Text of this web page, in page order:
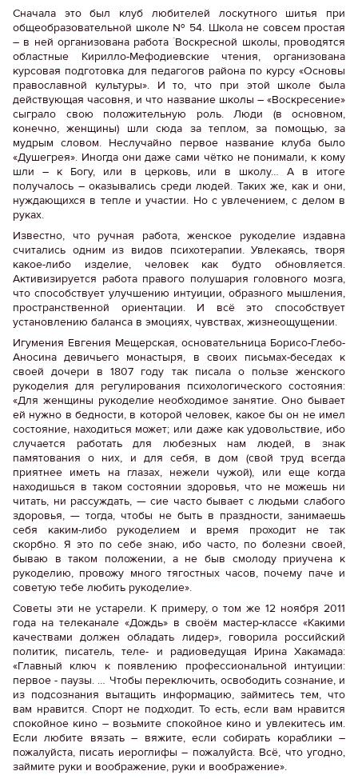
Сначала это был клуб любителей лоскутного шитья при
общеобразовательной школе № 54. Школа не совсем простая
– в ней организована работа `Воскресной школы, проводятся
областные Кирилло-Мефодиевские чтения, организована
курсовая подготовка для педагогов района по курсу «Основы
православной культуры». И то, что при этой школе была
действующая часовня, и что название школы – «Воскресение»
сыграло свою положительную роль. Люди (в основном,
конечно, женщины) шли сюда за теплом, за помощью, за
мудрым словом. Неслучайно первое название клуба было
«Душегрея». Иногда они даже сами чётко не понимали, к кому
шли – к Богу, или в церковь, или в школу… А в итоге
получалось – оказывались среди людей. Таких же, как и они,
нуждающихся в тепле и участии. Но с увлечением, с делом в
руках.
Известно, что ручная работа, женское рукоделие издавна
считались одним из видов психотерапии. Увлекаясь, творя
какое-либо изделие, человек как будто обновляется.
Активизируется работа правого полушария головного мозга,
что способствует улучшению интуиции, образного мышления,
пространственной ориентации. И всё это способствует
установлению баланса в эмоциях, чувствах, жизнеощущении.
Игумения Евгения Мещерская, основательница Борисо-Глебо-
Аносина девичьего монастыря, в своих письмах-беседах к
своей дочери в 1807 году так писала о пользе женского
рукоделия для регулирования психологического состояния:
«Для женщины рукоделие необходимое занятие. Оно бывает
ей нужно в бедности, в которой человек, какое бы он не имел
состояние, находиться может; или даже как удовольствие, ибо
случается работать для любезных нам людей, в знак
памятования о них, и для себя, в дом (свой труд всегда
приятнее иметь на глазах, нежели чужой), или еще когда
находишься в таком состоянии здоровья, что не можешь ни
читать, ни рассуждать, — сие часто бывает с людьми слабого
здоровья, — тогда, чтобы не быть в праздности, занимаешь
себя каким-либо рукоделием и время проходит не так
скорбно. Я это по себе знаю, ибо часто, по болезни своей,
бываю в таком положении, а не быв смолоду приучена к
рукоделию, провожу много тягостных часов, почему паче и
советую тебе любить рукоделие».
Советы эти не устарели. К примеру, о том же 12 ноября 2011
года на телеканале «Дождь» в своём мастер-классе «Какими
качествами должен обладать лидер», говорила российский
политик, писатель, теле- и радиоведущая Ирина Хакамада:
«Главный ключ к появлению профессиональной интуиции:
первое - паузы. … Чтобы переключить, освободить сознание, и
из подсознания вытащить информацию, займитесь тем, что
вам нравится. Спорт не подходит. То есть, если вам нравится
спокойное кино – возьмите спокойное кино и увлекитесь им.
Если любите вязать – вяжите, если собирать кораблики –
пожалуйста, писать иероглифы – пожалуйста. Всё, что угодно,
займите руки и воображение, руки и воображение».